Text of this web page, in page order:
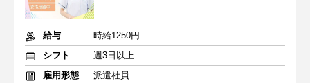
給与
時給1250円
シフト
週3日以上
雇用形態
派遣社員